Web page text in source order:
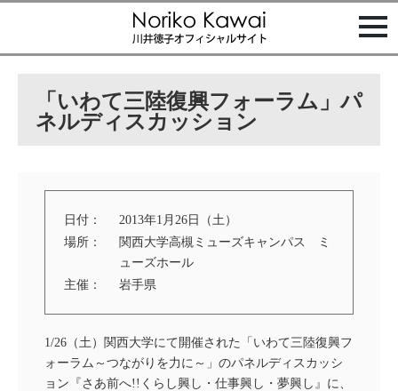
t
o
「いわて三陸復興フォーラム」パ
ネルディスカッション
日付：
2013年1月26日（土）
場所：
関西大学高槻ミューズキャンパス ミ
ューズホール
主催：
岩手県
1/26（土）関西大学にて開催された「いわて三陸復興フ
ォーラム～つながりを力に～」のパネルディスカッシ
ョン『さあ前へ!!くらし興し・仕事興し・夢興し』に、